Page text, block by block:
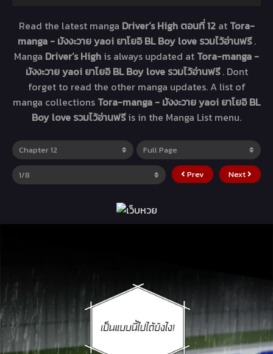
Read the latest manga Driver’s High ตอนที่ 12 at Tora-
manga - มังงะวาย yaoi ยาโยอิ BL Boy love รวมไว้อ่านฟรี.
Manga Driver’s High is always updated at Tora-manga -
มังงะวาย yaoi ยาโยอิ BL Boy love รวมไว้อ่านฟรี. Dont
forget to read the other manga updates. A list of
manga collections Tora-manga - มังงะวาย yaoi ยาโยอิ BL
Boy love รวมไว้อ่านฟรีis in the Manga List menu.
Prev Next